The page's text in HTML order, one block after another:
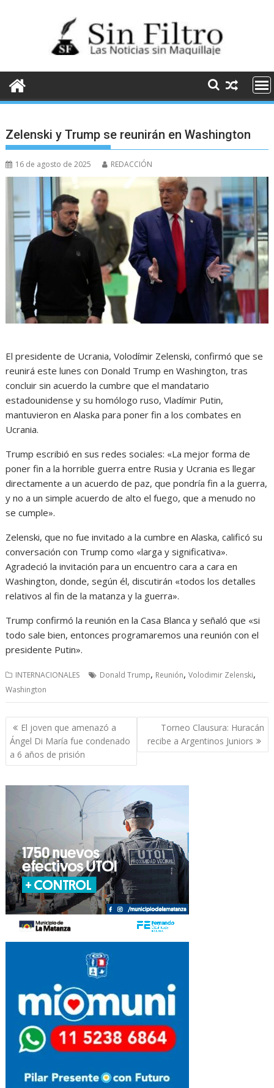
Zelenski y Trump se reunirán en Washington
16 de agosto de 2025 REDACCIÓN
El presidente de Ucrania, Volodímir Zelenski, confirmó que se
reunirá este lunes con Donald Trump en Washington, tras
concluir sin acuerdo la cumbre que el mandatario
estadounidense y su homólogo ruso, Vladímir Putin,
mantuvieron en Alaska para poner fin a los combates en
Ucrania.
Trump escribió en sus redes sociales: «La mejor forma de
poner fin a la horrible guerra entre Rusia y Ucrania es llegar
directamente a un acuerdo de paz, que pondría fin a la guerra,
y no a un simple acuerdo de alto el fuego, que a menudo no
se cumple».
Zelenski, que no fue invitado a la cumbre en Alaska, calificó su
conversación con Trump como «larga y significativa».
Agradeció la invitación para un encuentro cara a cara en
Washington, donde, según él, discutirán «todos los detalles
relativos al fin de la matanza y la guerra».
Trump confirmó la reunión en la Casa Blanca y señaló que «si
todo sale bien, entonces programaremos una reunión con el
presidente Putin».
INTERNACIONALES Donald Trump, Reunión,Volodimir Zelenski,
Washington
Navegación
de
entradas
El joven que amenazó a
Ángel Di María fue condenado
a 6 años de prisión
Torneo Clausura: Huracán
recibe a Argentinos Juniors